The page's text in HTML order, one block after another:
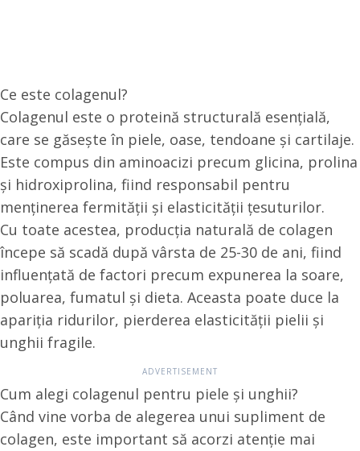
Ce este colagenul?
Colagenul este o proteină structurală esențială,
care se găsește în piele, oase, tendoane și cartilaje.
Este compus din aminoacizi precum glicina, prolina
și hidroxiprolina, fiind responsabil pentru
menținerea fermității și elasticității țesuturilor.
Cu toate acestea, producția naturală de colagen
începe să scadă după vârsta de 25-30 de ani, fiind
influențată de factori precum expunerea la soare,
poluarea, fumatul și dieta. Aceasta poate duce la
apariția ridurilor, pierderea elasticității pielii și
unghii fragile.
Cum alegi colagenul pentru piele și unghii?
Când vine vorba de alegerea unui supliment de
colagen, este important să acorzi atenție mai